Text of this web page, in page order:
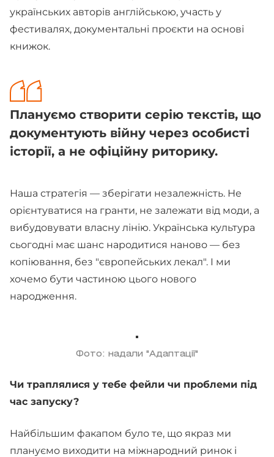
українських авторів англійською, участь у
фестивалях, документальні проєкти на основі
книжок.
Плануємо створити серію текстів, що
документують війну через особисті
історії, а не офіційну риторику.
Наша стратегія — зберігати незалежність. Не
орієнтуватися на гранти, не залежати від моди, а
вибудовувати власну лінію. Українська культура
сьогодні має шанс народитися наново — без
копіювання, без "європейських лекал". І ми
хочемо бути частиною цього нового
народження.
Фото: надали "Адаптації"
Чи траплялися у тебе фейли чи проблеми під
час запуску?
Найбільшим факапом було те, що якраз ми
плануємо виходити на міжнародний ринок і